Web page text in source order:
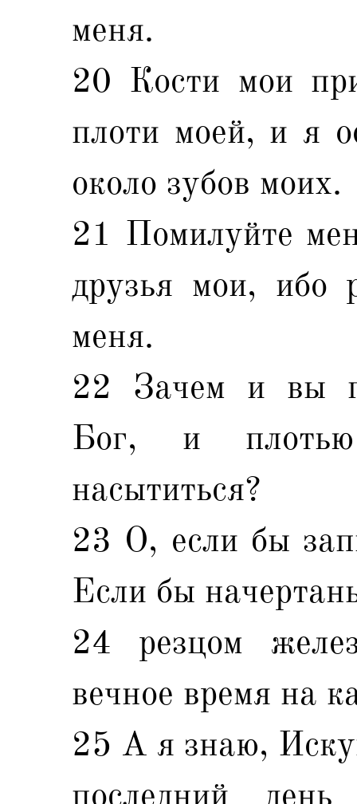
меня.
20 Кости мои
плоти моей, и я
около зубов моих.
21 Помилуйте
друзья мои, ибо
меня.
22 Зачем и вы
Бог, и
насытиться?
23 О, если бы
Если бы
24 резцом
вечное время на
25 А я знаю,
последний